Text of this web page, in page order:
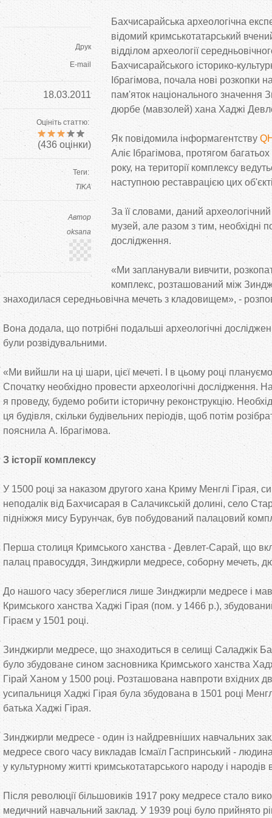
Друк
E-mail
18.03.2011
Оцініть статтю:
(436 оцінки)
Теги:
TIKA
Автор
oksana
Бахчисарайська археологічна
відомий кримськотатарський
відділом археології
Бахчисарайського історико-
Ібрагімова, почала нові розкопки
пам'яток національного значення
дюрбе (мавзолей) хана Хаджі
Як повідомила інформагентству
Аліє Ібрагімова, протягом
року, на території комплексу
наступною реставрацією цих
За її словами, даний
музей, але разом з тим, необхідні
дослідження.
«Ми запланували вивчити,
комплекс, розташований між
знаходилася середньовічна мечеть з кладовищем», -
Вона додала, що потрібні подальші археологічні
були розвідувальними.
«Ми вийшли на ці шари, цієї мечеті. І в цьому році
Спочатку необхідно провести археологічні дослідження.
я проведу, будемо робити історичну реконструкцію.
ця будівля, скільки будівельних періодів, щоб потім
пояснила А. Ібрагімова.
З історії комплексу
У 1500 році за наказом другого хана Криму Менглі Гірая,
неподалік від Бахчисарая в Салачикській долині, село
підніжжя мису Бурунчак, був побудований палацовий
Перша столиця Кримського ханства - Девлет-Сарай, що
палац правосуддя, Зинджирли медресе, соборну мечеть,
До нашого часу збереглися лише Зинджирли медресе і
Кримського ханства Хаджі Гірая (пом. у 1466 р.),
Гіраєм у 1501 році.
Зинджирли медресе, що знаходиться в селищі Саладжік
було збудоване сином засновника Кримського ханства
Гірай Ханом у 1500 році. Розташована навпроти вхідних
усипальниця Хаджі Гірая була збудована в 1501 році
батька Хаджі Гірая.
Зинджирли медресе - один із найдревніших навчальних
медресе свого часу викладав Ісмаїл Гаспринський -
у культурному житті кримськотатарського народу і народів
Після революції більшовиків 1917 року медресе стало
медичний навчальний заклад. У 1939 році було прийнято